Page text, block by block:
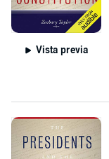
Vista previa